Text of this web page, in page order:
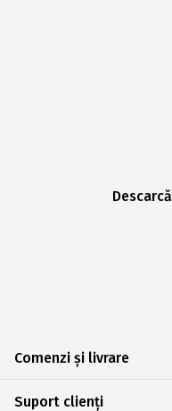
Comenzi și livrare
Suport clienți